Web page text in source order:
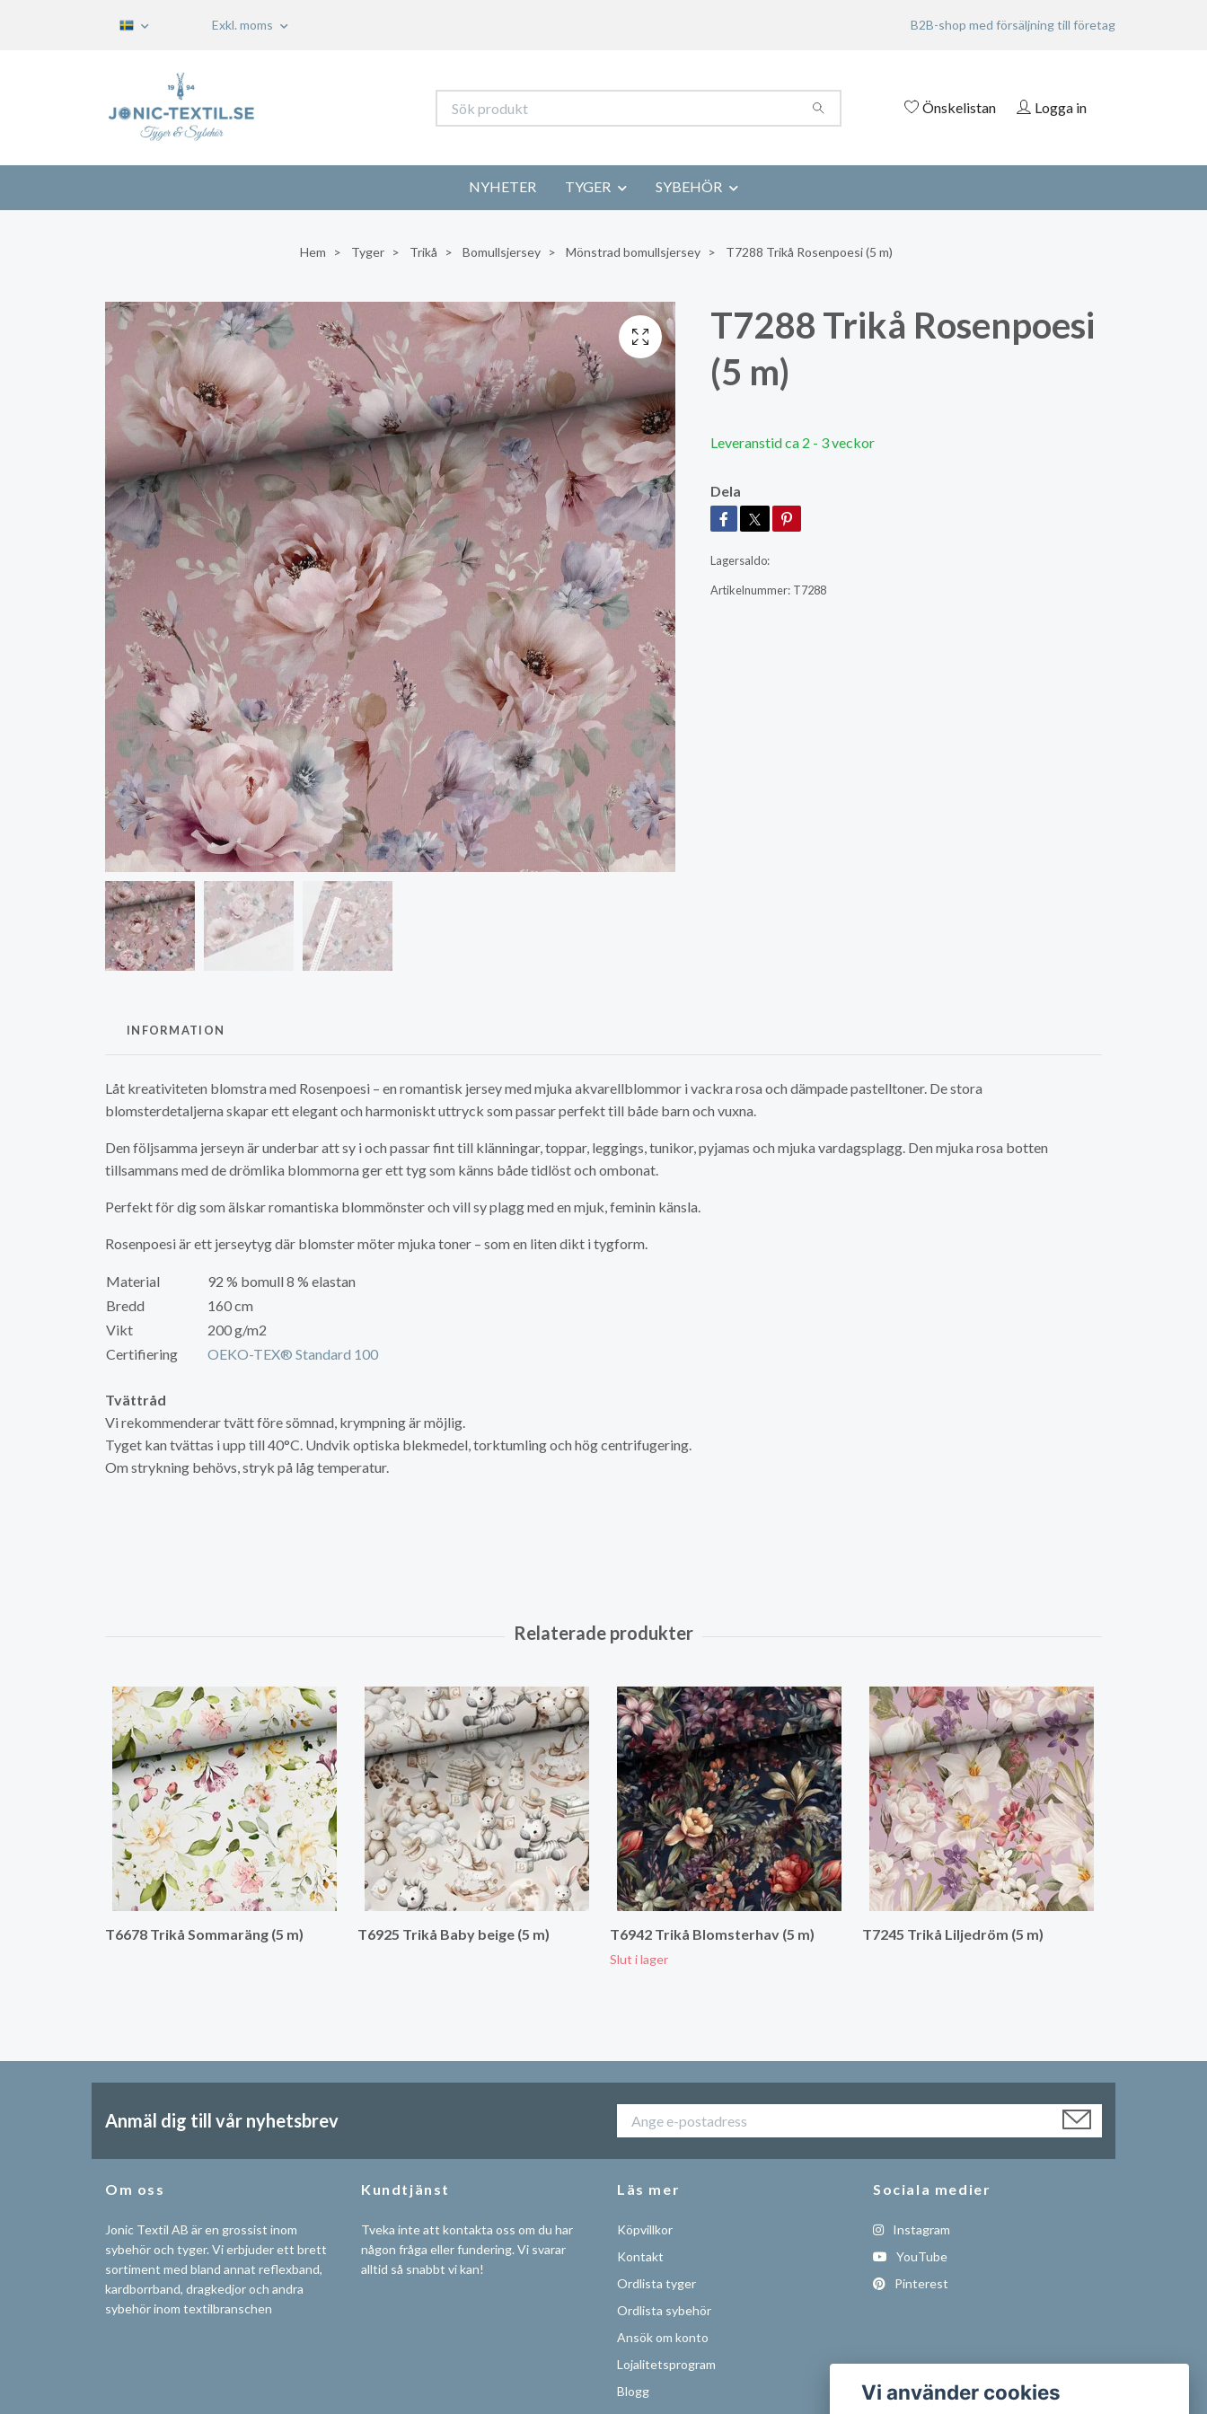
Exkl. moms B2B-shop med försäljning till företag
Önskelistan Logga in
NYHETER TYGER SYBEHÖR
Hem Tyger Trikå Bomullsjersey Mönstrad bomullsjersey T7288 Trikå Rosenpoesi (5 m)
T7288 Trikå Rosenpoesi
(5 m)
Leveranstid ca 2 - 3 veckor
Dela
Lagersaldo:
Artikelnummer: T7288
INFORMATION
Låt kreativiteten blomstra med Rosenpoesi – en romantisk jersey med mjuka akvarellblommor i vackra rosa och dämpade pastelltoner. De stora
blomsterdetaljerna skapar ett elegant och harmoniskt uttryck som passar perfekt till både barn och vuxna.
Den följsamma jerseyn är underbar att sy i och passar fint till klänningar, toppar, leggings, tunikor, pyjamas och mjuka vardagsplagg. Den mjuka rosa botten
tillsammans med de drömlika blommorna ger ett tyg som känns både tidlöst och ombonat.
Perfekt för dig som älskar romantiska blommönster och vill sy plagg med en mjuk, feminin känsla.
Rosenpoesi är ett jerseytyg där blomster möter mjuka toner – som en liten dikt i tygform.
Material
92 % bomull 8 % elastan
Bredd
160 cm
Vikt
200 g/m2
Certifiering
OEKO-TEX® Standard 100
Tvättråd
Vi rekommenderar tvätt före sömnad, krympning är möjlig.
Tyget kan tvättas i upp till 40°C. Undvik optiska blekmedel, torktumling och hög centrifugering.
Om strykning behövs, stryk på låg temperatur.
T6678 Trikå Sommaräng (5 m) T6925 Trikå Baby beige (5 m) T6942 Trikå Blomsterhav (5 m)
Slut i lager
T7245 Trikå Liljedröm (5 m)
Anmäl dig till vår nyhetsbrev
Om oss
Jonic Textil AB är en grossist inom
sybehör och tyger. Vi erbjuder ett brett
sortiment med bland annat reflexband,
kardborrband, dragkedjor och andra
sybehör inom textilbranschen
Kundtjänst
Tveka inte att kontakta oss om du har
någon fråga eller fundering. Vi svarar
alltid så snabbt vi kan!
Läs mer
Köpvillkor
Kontakt
Ordlista tyger
Ordlista sybehör
Ansök om konto
Lojalitetsprogram
Blogg
Sociala medier
Instagram
YouTube
Pinterest
Vi använder cookies